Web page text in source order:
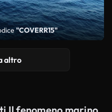
"COVERR15"
altro